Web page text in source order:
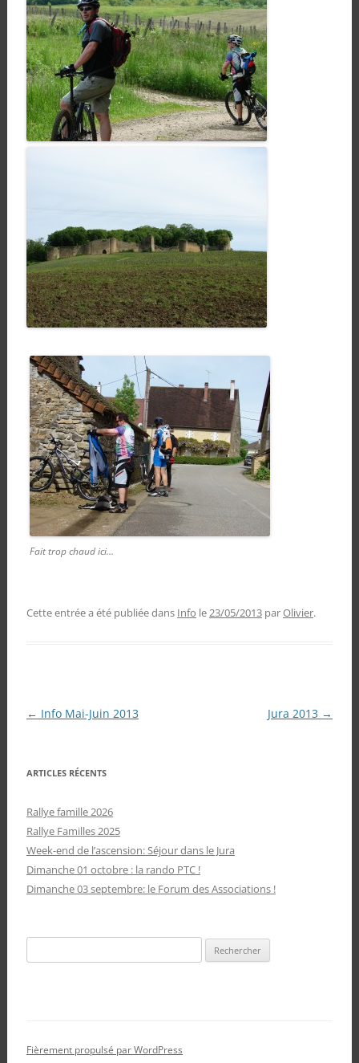
Fait trop chaud ici…
Cette entrée a été publiée dans Info le23/05/2013 parOlivier.
Navigation
← Info Mai-Juin 2013 Jura 2013 →
ARTICLES RÉCENTS
Rallye famille 2026
Rallye Familles 2025
Week-end de l’ascension: Séjour dans le Jura
Dimanche 01 octobre : la rando PTC !
Dimanche 03 septembre: le Forum des Associations !
Fièrement propulsé par WordPress